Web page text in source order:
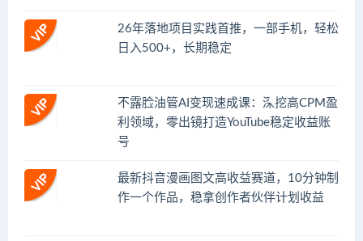
26年落地项目实践首推，一部手机，轻松
日入500+，长期稳定
不露脸油管AI变现速成课：深挖高CPM盈
利领域，零出镜打造YouTube稳定收益账
号
最新抖音漫画图文高收益赛道，10分钟制
作一个作品，稳拿创作者伙伴计划收益